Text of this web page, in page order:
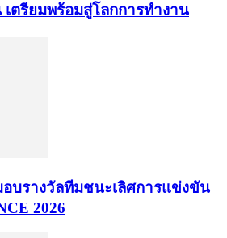
ตรียมพร้อมสู่โลกการทำงาน
อบรางวัลทีมชนะเลิศการแข่งขัน
2026